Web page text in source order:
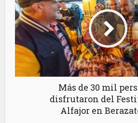
Más de 30 mil
disfrutaron del
Alfajor en